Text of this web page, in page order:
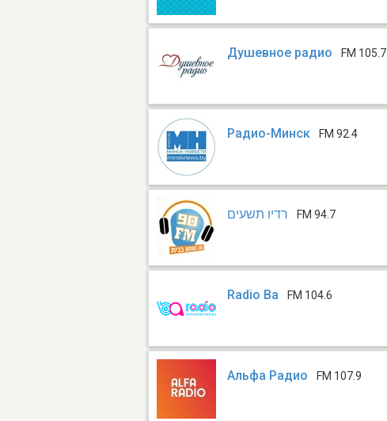
Душевное радио FM 105.7
Радио-Минск FM 92.4
רדיו תשעים FM 94.7
Radio Ba FM 104.6
Альфа Радио FM 107.9